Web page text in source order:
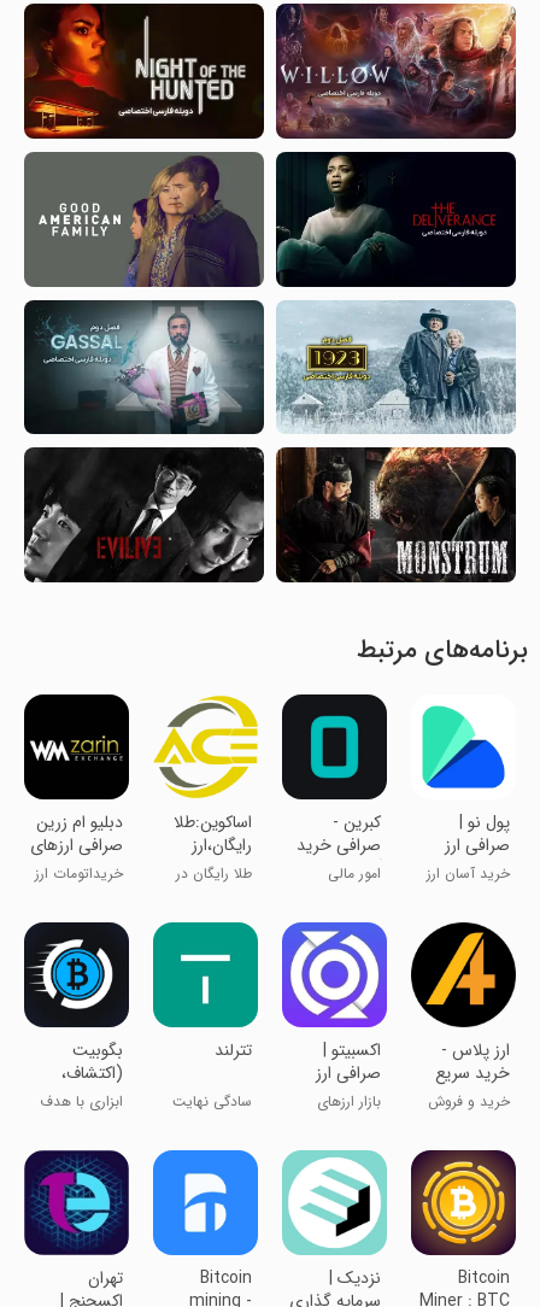
برنامه‌های مرتبط
‏‏پول نو |
صرافی ارز
دیجیتال
خرید آسان ارز
‏‏کبرین -
صرافی خرید
دارایی
امور مالی
‏اساکوین:طلا
رایگان،ارز
دیجیتال
طلا رایگان در
دبلیو ام زرین
صرافی ارزهای
دیجیتال
خریداتومات ارز
‏‏ارز پلاس -
خرید سریع
رمزارز
خرید و فروش
اکسبیتو |
صرافی ارز
دیجیتال
بازار ارزهای
تترلند
سادگی نهایت
بگوبیت
(اکتشاف،
معامله و
پیشرفت
ابزاری با هدف
Bitcoin
Miner : BTC
نزدیک |
سرمایه گذاری
Bitcoin
mining -
‏تهران
اکسچنج |